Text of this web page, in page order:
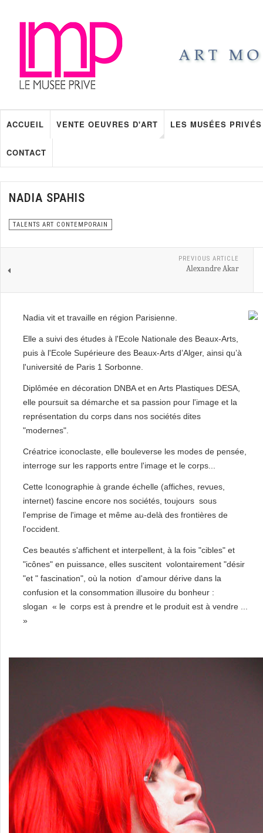
ACCUEIL VENTE OEUVRES D'ART LES MUSÉES PRIVÉS
CONTACT
NADIA SPAHIS
TALENTS ART CONTEMPORAIN
PREVIOUS ARTICLE
Alexandre Akar
Nadia vit et travaille en région Parisienne.
Elle a suivi des études à l'Ecole Nationale des Beaux-Arts,
puis à l'Ecole Supérieure des Beaux-Arts d’Alger, ainsi qu’à
l'université de Paris 1 Sorbonne.
Diplômée en décoration DNBA et en Arts Plastiques DESA,
elle poursuit sa démarche et sa passion pour l'image et la
représentation du corps dans nos sociétés dites
"modernes".
Créatrice iconoclaste, elle bouleverse les modes de pensée,
interroge sur les rapports entre l'image et le corps...
Cette Iconographie à grande échelle (affiches, revues,
internet) fascine encore nos sociétés, toujours sous
l'emprise de l'image et même au-delà des frontières de
l'occident.
Ces beautés s'affichent et interpellent, à la fois "cibles" et
"icônes" en puissance, elles suscitent volontairement "désir
"et " fascination", où la notion d'amour dérive dans la
confusion et la consommation illusoire du bonheur :
slogan « le corps est à prendre et le produit est à vendre ...
»